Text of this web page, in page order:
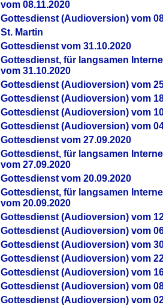
vom 08.11.2020
Gottesdienst (Audioversion) vom
St. Martin
Gottesdienst vom 31.10.2020
Gottesdienst, für langsamen
vom 31.10.2020
Gottesdienst (Audioversion) vom
Gottesdienst (Audioversion) vom
Gottesdienst (Audioversion) vom
Gottesdienst (Audioversion) vom
Gottesdienst vom 27.09.2020
Gottesdienst, für langsamen
vom 27.09.2020
Gottesdienst vom 20.09.2020
Gottesdienst, für langsamen
vom 20.09.2020
Gottesdienst (Audioversion) vom
Gottesdienst (Audioversion) vom
Gottesdienst (Audioversion) vom
Gottesdienst (Audioversion) vom
Gottesdienst (Audioversion) vom
Gottesdienst (Audioversion) vom
Gottesdienst (Audioversion) vom